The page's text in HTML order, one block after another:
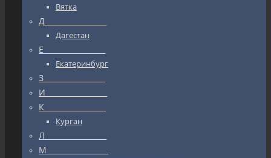
Вятка
Д_________________
Дагестан
Е_________________
Екатеринбург
З_________________
И_________________
К_________________
Курган
Л_________________
М_________________